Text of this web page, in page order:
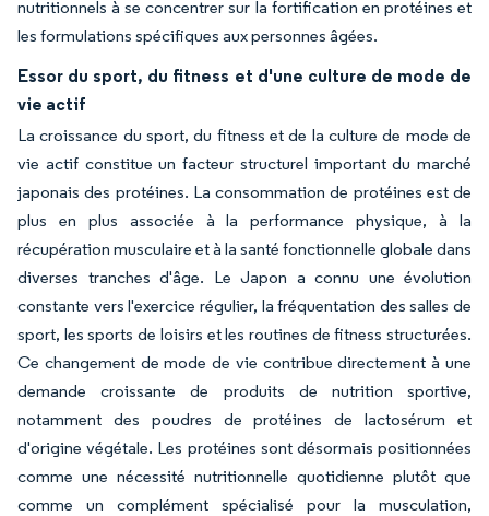
nutritionnels à se concentrer sur la fortification en protéines et
les formulations spécifiques aux personnes âgées.
Essor du sport, du fitness et d'une culture de mode de
vie actif
La croissance du sport, du fitness et de la culture de mode de
vie actif constitue un facteur structurel important du marché
japonais des protéines. La consommation de protéines est de
plus en plus associée à la performance physique, à la
récupération musculaire et à la santé fonctionnelle globale dans
diverses tranches d'âge. Le Japon a connu une évolution
constante vers l'exercice régulier, la fréquentation des salles de
sport, les sports de loisirs et les routines de fitness structurées.
Ce changement de mode de vie contribue directement à une
demande croissante de produits de nutrition sportive,
notamment des poudres de protéines de lactosérum et
d'origine végétale. Les protéines sont désormais positionnées
comme une nécessité nutritionnelle quotidienne plutôt que
comme un complément spécialisé pour la musculation,